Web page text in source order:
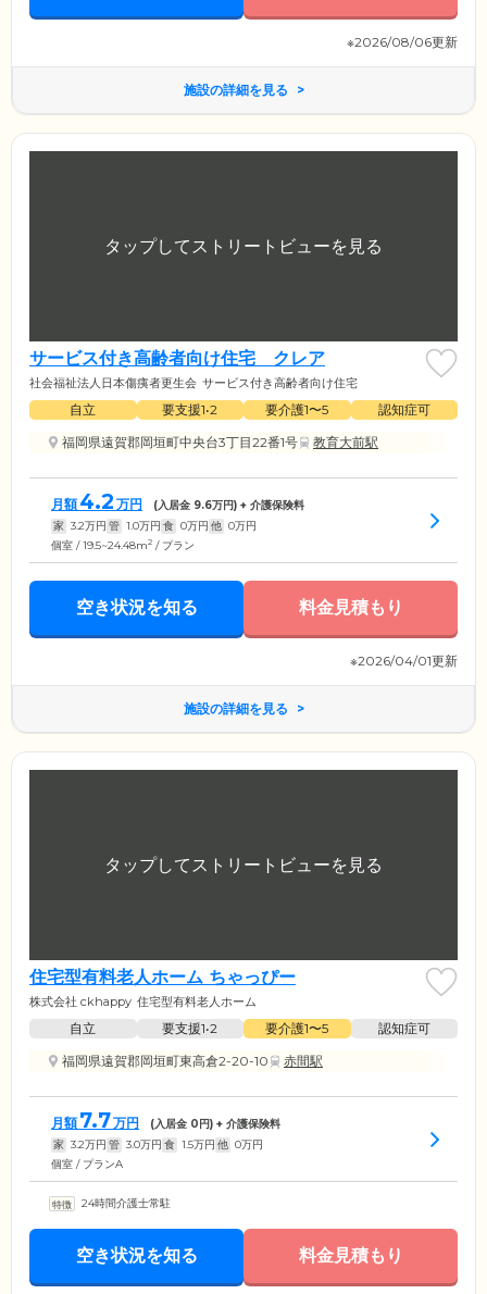
※2026/08/06更新
施設の詳細を見る
サービス付き高齢者向け住宅 クレア
社会福祉法人日本傷痍者更生会 サービス付き高齢者向け住宅
自立 要支援1•2 要介護1〜5
認知症可
福岡県遠賀郡岡垣町中央台3丁目22番1号
教育大前駅
月額 4.2 万円 (入居金 9.6万円) + 介護保険料
家 3.2万円 管 1.0万円 食 0万円 他 0万円
個室 / 19.5~24.48m2 / プラン
空き状況を知る 料金見積もり
※2026/04/01更新
施設の詳細を見る
住宅型有料老人ホーム ちゃっぴー
株式会社 ckhappy 住宅型有料老人ホーム
自立 要支援1•2 要介護1〜5
認知症可
福岡県遠賀郡岡垣町東高倉2-20-10
赤間駅
月額 7.7万円 (入居金 0円) + 介護保険料
家 3.2万円 管 3.0万円 食 1.5万円 他 0万円
個室 / プランA
24時間介護士常駐
空き状況を知る 料金見積もり